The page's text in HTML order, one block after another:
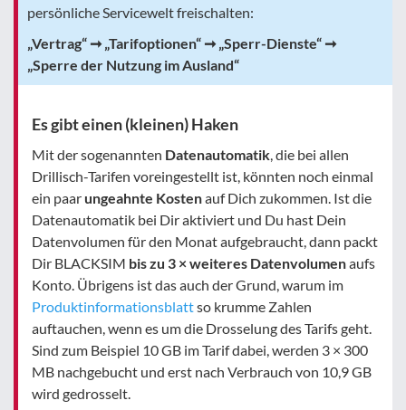
persönliche Servicewelt freischalten:
„Vertrag“ ➞ „Tarifoptionen“ ➞ „Sperr-Dienste“ ➞
„Sperre der Nutzung im Ausland“
Es gibt einen (kleinen) Haken
Mit der sogenannten Datenautomatik , die bei allen
Drillisch-Tarifen voreingestellt ist, könnten noch einmal
ein paar ungeahnte Kostenauf Dich zukommen. Ist die
Datenautomatik bei Dir aktiviert und Du hast Dein
Datenvolumen für den Monat aufgebraucht, dann packt
Dir BLACKSIM bis zu 3 × weiteres Datenvolumenaufs
Konto. Übrigens ist das auch der Grund, warum im
Produktinformationsblattso krumme Zahlen
auftauchen, wenn es um die Drosselung des Tarifs geht.
Sind zum Beispiel 10 GB im Tarif dabei, werden 3 × 300
MB nachgebucht und erst nach Verbrauch von 10,9 GB
wird gedrosselt.